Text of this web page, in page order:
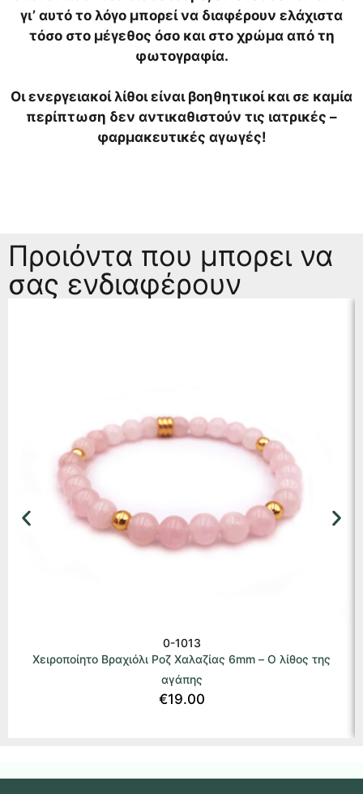
γι’ αυτό το λόγο μπορεί να διαφέρουν ελάχιστα
τόσο στο μέγεθος όσο και στο χρώμα από τη
φωτογραφία.
Οι ενεργειακοί λίθοι είναι βοηθητικοί και σε καμία
περίπτωση δεν αντικαθιστούν τις ιατρικές –
φαρμακευτικές αγωγές!
Προιόντα που μπορει να
σας ενδιαφέρουν
0-1013
Χειροποίητο Βραχιόλι Ροζ Χαλαζίας 6mm – Ο λίθος της
αγάπης
€19.00